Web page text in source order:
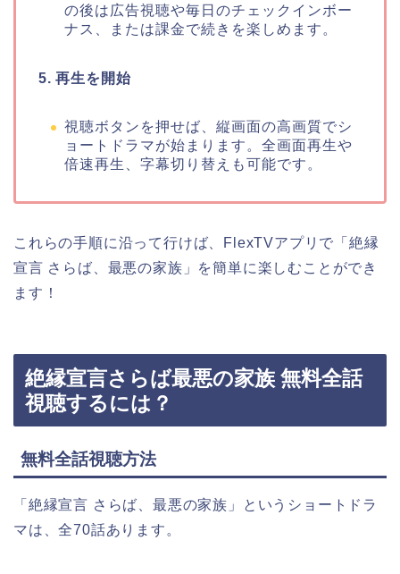
の後は広告視聴や毎日のチェックインボー
ナス、または課金で続きを楽しめます。
5. 再生を開始
視聴ボタンを押せば、縦画面の高画質でシ
ョートドラマが始まります。全画面再生や
倍速再生、字幕切り替えも可能です。
これらの手順に沿って行けば、FlexTVアプリで 「絶縁
宣言 さらば、最悪の家族」 を簡単に楽しむことができ
ます！
絶縁宣言さらば最悪の家族 無料全話
視聴するには？
無料全話視聴方法
「絶縁宣言 さらば、最悪の家族」
というショートドラ
マは、全70話あります。